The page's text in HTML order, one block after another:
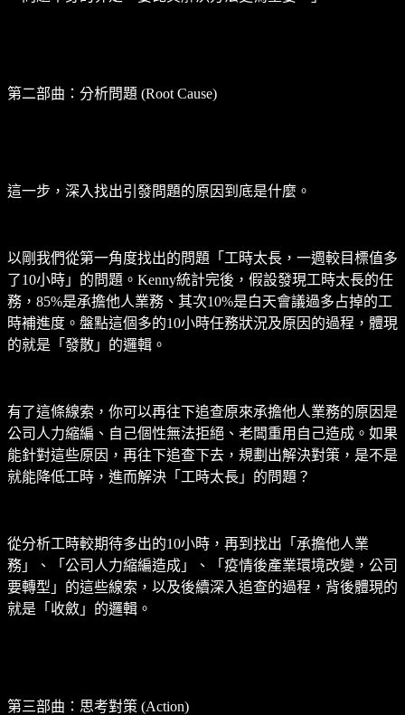
第二部曲：分析問題 (Root Cause)
這一步，深入找出引發問題的原因到底是什麼。
以剛我們從第一角度找出的問題「工時太長，一週較目標值多
了10小時」的問題。Kenny統計完後，假設發現工時太長的任
務，85%是承擔他人業務、其次10%是白天會議過多占掉的工
時補進度。盤點這個多的10小時任務狀況及原因的過程，體現
的就是「發散」的邏輯。
有了這條線索，你可以再往下追查原來承擔他人業務的原因是
公司人力縮編、自己個性無法拒絕、老闆重用自己造成。如果
能針對這些原因，再往下追查下去，規劃出解決對策，是不是
就能降低工時，進而解決「工時太長」的問題？
從分析工時較期待多出的10小時，再到找出「承擔他人業
務」、「公司人力縮編造成」、「疫情後產業環境改變，公司
要轉型」的這些線索，以及後續深入追查的過程，背後體現的
就是「收斂」的邏輯。
第三部曲：思考對策 (Action)